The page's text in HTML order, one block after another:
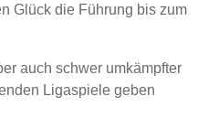
Glück die Führung bis zum
auch schwer umkämpfter
Ligaspiele geben